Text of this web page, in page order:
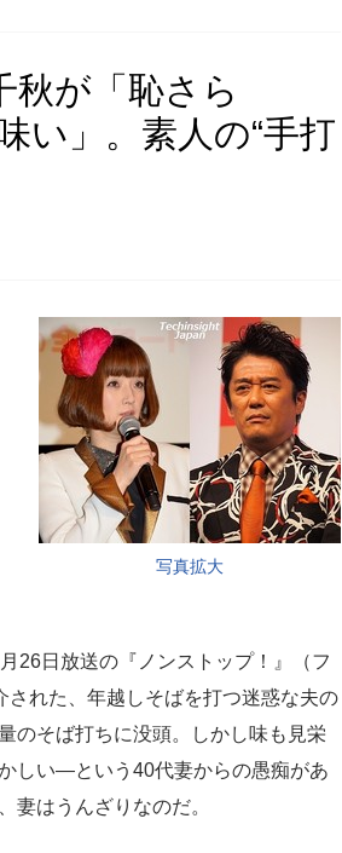
秋が「恥さら
い」。素人の“手打
写真拡大
26日放送の『ノンストップ！』（フ
された、年越しそばを打つ迷惑な夫の
のそば打ちに没頭。しかし味も見栄
しい―という40代妻からの愚痴があ
妻はうんざりなのだ。